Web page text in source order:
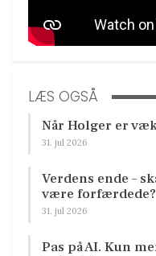
LÆS OGSÅ
Når Holger er
31. jul 2026
Verdens ende –
være forfærdede?
31. jul 2026
Pas på AI. Kun